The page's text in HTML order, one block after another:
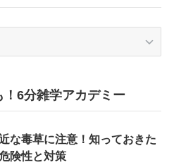
6分雑学アカデミー
な毒草に注意！知っておきた
険性と対策